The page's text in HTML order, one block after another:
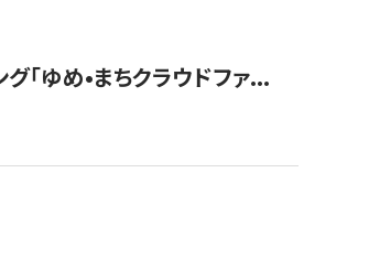
「ゆめ•まちクラウドファ...